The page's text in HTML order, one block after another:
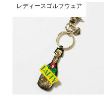
レディースゴルフウェア